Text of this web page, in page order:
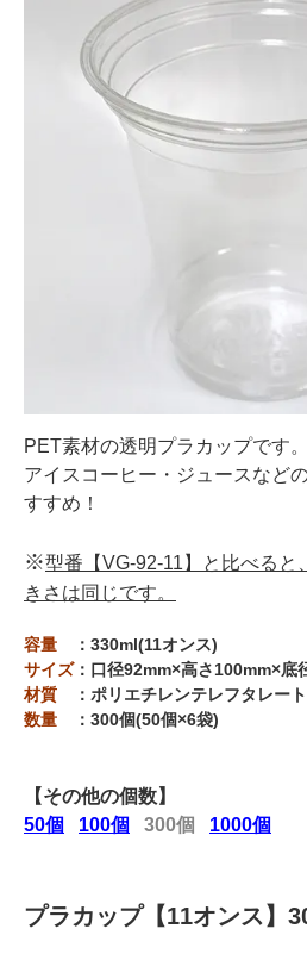
PET素材の透明プラカップです。
アイスコーヒー・ジュースなど
すすめ！
※型番【VG-92-11】と比べると
きさは同じです。
容量
：330ml(11オンス)
サイズ：口径92mm×高さ100mm×底
材質
：ポリエチレンテレフタレート
数量
：300個(50個×6袋)
【その他の個数】
50個
100個 300個 1000個
プラカップ【11オンス】